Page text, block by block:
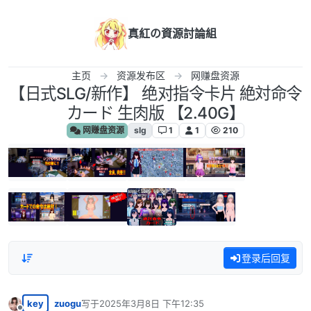
真紅の資源討論組
主页 资源发布区 网赚盘资源
【日式SLG/新作】 绝对指令卡片 絶対命令
カード 生肉版 【2.40G】
网赚盘资源 slg 1 1 210
登录后回复
key zuogu写于2025年3月8日 下午12:35